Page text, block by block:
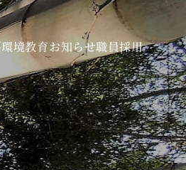
環境教育お知らせ職員採用